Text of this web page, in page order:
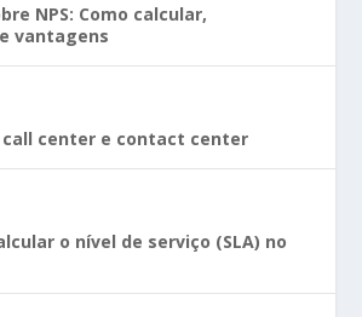
NPS: Como calcular,
vantagens
call center e contact center
o nível de serviço (SLA) no